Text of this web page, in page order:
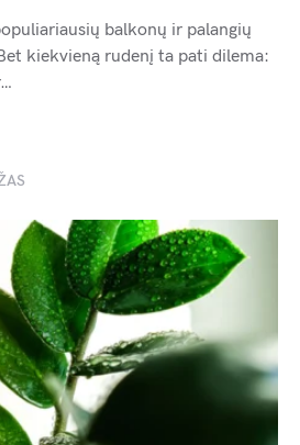
balkonų ir palangių
kiekvieną rudenį ta pati dilema: